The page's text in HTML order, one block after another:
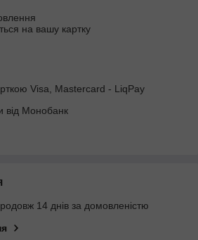
на вашу картку
Visa, Mastercard - LiqPay
від Монобанк
14 днів за домовленістю